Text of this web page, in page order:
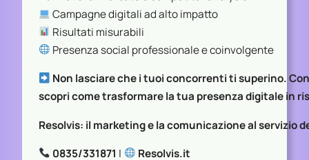
Campagne digitali ad alto impatto
Risultati misurabili
Presenza social professionale e coinvolgente
Non lasciare che i tuoi concorrenti ti superino.
scopri come trasformare la tua presenza digitale in
Resolvis: il marketing e la comunicazione al servizio
0835/331871 | Resolvis.it